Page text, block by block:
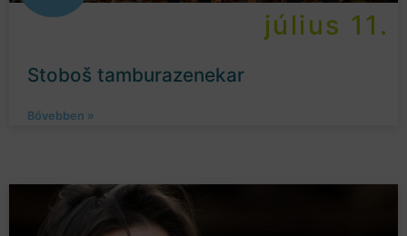
július 11.
Stoboš tamburazenekar
Bővebben »